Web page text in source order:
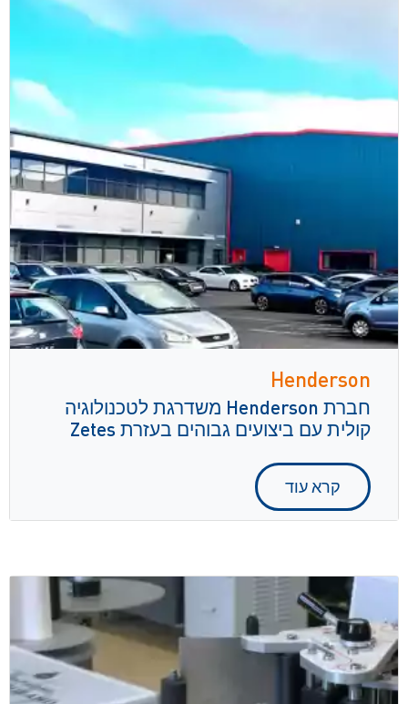
Henderson
חברת Henderson משדרגת לטכנולוגיה
קולית עם ביצועים גבוהים בעזרת Zetes
קרא עוד